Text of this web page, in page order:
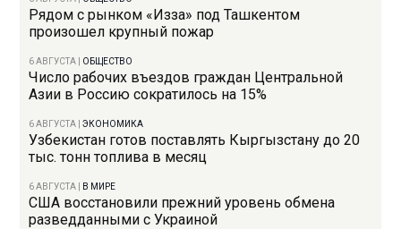
Рядом с рынком «Изза» под Ташкентом
произошел крупный пожар
6 АВГУСТА ОБЩЕСТВО
Число рабочих въездов граждан Центральной
Азии в Россию сократилось на 15%
6 АВГУСТА |ЭКОНОМИКА
Узбекистан готов поставлять Кыргызстану до 20
тыс. тонн топлива в месяц
6 АВГУСТА В МИРЕ
США восстановили прежний уровень обмена
разведданными с Украиной